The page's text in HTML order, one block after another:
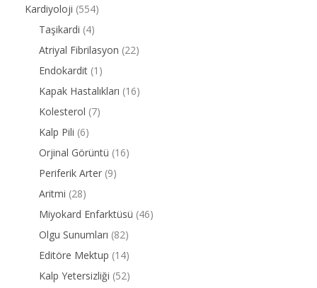
Kardiyoloji (554)
Taşikardi (4)
Atriyal Fibrilasyon (22)
Endokardit (1)
Kapak Hastalıkları (16)
Kolesterol (7)
Kalp Pili (6)
Orjinal Görüntü (16)
Periferik Arter (9)
Aritmi (28)
Miyokard Enfarktüsü (46)
Olgu Sunumları (82)
Editöre Mektup (14)
Kalp Yetersizliği (52)